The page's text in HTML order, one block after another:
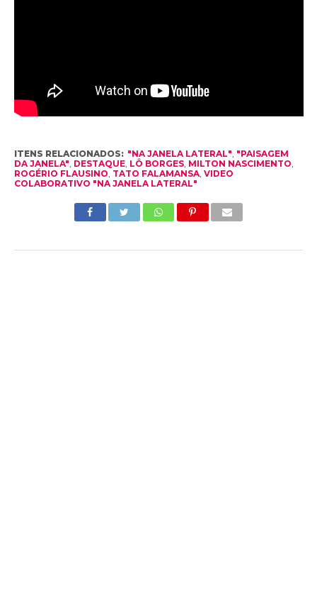
ITENS RELACIONADOS: "NA JANELA LATERAL" "PAISAGEM
DA JANELA" DESTAQUE, LÔ BORGES, MILTON NASCIMENTO
ROGÉRIO FLAUSINO TATO FALAMANSA, VIDEO
COLABORATIVO "NA JANELA LATERAL"